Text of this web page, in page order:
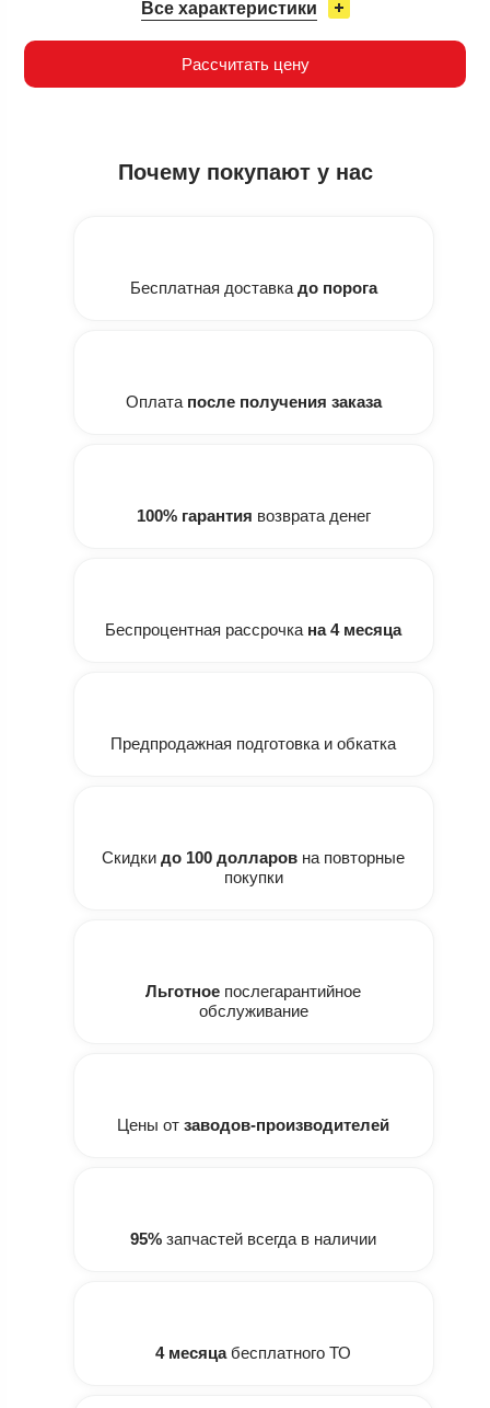
Все характеристики
Рассчитать цену
Почему покупают у нас
Бесплатная доставка до порога
Оплата после получения заказа
100% гарантия возврата денег
Беспроцентная рассрочка на 4 месяца
Предпродажная подготовка и обкатка
Скидкидо 100 долларов на повторные
покупки
Льготное послегарантийное
обслуживание
Цены отзаводов-производителей
95% запчастей всегда в наличии
4 месяцабесплатного ТО